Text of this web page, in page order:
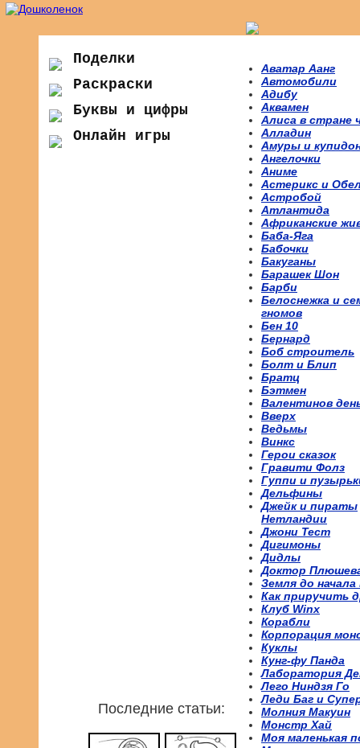
Поделки
Раскраски
Буквы и цифры
Онлайн игры
Последние статьи:
Аватар Аанг
Автомобили
Адибу
Аквамен
Алиса в стране
Алладин
Амуры и
Ангелочки
Аниме
Астерикс и
Астробой
Атлантида
Африканские
Баба-Яга
Бабочки
Бакуганы
Барашек Шон
Барби
Белоснежка и
гномов
Бен 10
Бернард
Боб строитель
Болт и Блип
Братц
Бэтмен
Валентинов
Вверх
Ведьмы
Винкс
Герои сказок
Гравити Фолз
Гуппи и
Дельфины
Джейк и пираты
Нетландии
Джони Тест
Дигимоны
Дидлы
Доктор
Земля до начала
Как приручить
Клуб Winx
Корабли
Корпорация
Куклы
Кунг-фу Панда
Лаборатория
Лего Ниндзя Го
Леди Баг и
Молния Макуин
Монстр Хай
Моя маленькая